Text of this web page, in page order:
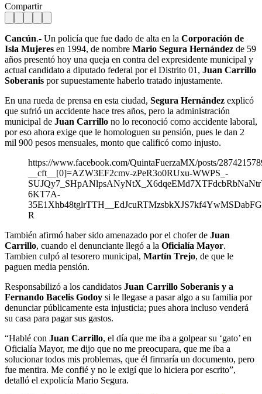
Compartir
Cancún.- Un policía que fue dado de alta en la Corporación de
Isla Mujeres en 1994, de nombre Mario Segura Hernández de 59
años presentó hoy una queja en contra del expresidente municipal y
actual candidato a diputado federal por el Distrito 01, Juan Carrillo
Soberanis por supuestamente haberlo tratado injustamente.
En una rueda de prensa en esta ciudad, Segura Hernández explicó
que sufrió un accidente hace tres años, pero la administración
municipal de Juan Carrillo no lo reconoció como accidente laboral,
por eso ahora exige que le homologuen su pensión, pues le dan 2
mil 900 pesos mensuales, monto que calificó como injusto.
https://www.facebook.com/QuintaFuerzaMX/posts/
__cft__[0]=AZW3EF2cmv-zPeR3o0RUxu-WWPS_-
6KT7A-
R
También afirmó haber sido amenazado por el chofer de Juan
Carrillo, cuando el denunciante llegó a la Oficialía Mayor.
Tambien culpó al tesorero municipal, Martín Trejo, de que le
paguen media pensión.
Responsabilizó a los candidatos Juan Carrillo Soberanis y a
Fernando Bacelis Godoy si le llegase a pasar algo a su familia por
denunciar públicamente esta injusticia; pues ahora incluso venderá
su casa para pagar sus gastos.
“Hablé con Juan Carrillo, el día que me iba a golpear su ‘gato’ en
Oficialía Mayor, me dijo que no me preocupara, que me iba a
solucionar todos mis problemas, que él firmaría un documento, pero
fue mentira. Me confié y no le exigí que lo hiciera por escrito”,
detalló el expolicía Mario Segura.